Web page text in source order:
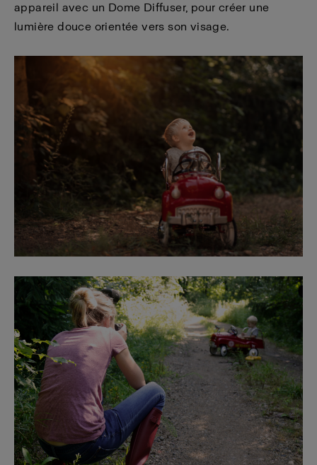
appareil avec un Dome Diffuser, pour créer une
lumière douce orientée vers son visage.